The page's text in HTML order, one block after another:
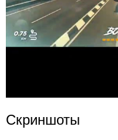
Скриншоты